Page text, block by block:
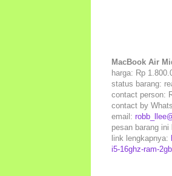
MacBook Air
harga: Rp
status barang:
contact person:
contact by
email:
pesan barang ini
link lengkapnya:
i5-16ghz-ram-